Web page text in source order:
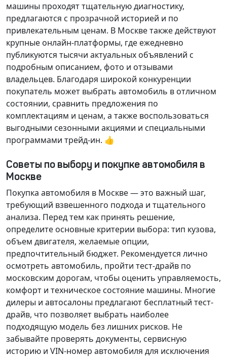
машины проходят тщательную диагностику,
предлагаются с прозрачной историей и по
привлекательным ценам. В Москве также действуют
крупные онлайн-платформы, где ежедневно
публикуются тысячи актуальных объявлений с
подробным описанием, фото и отзывами
владельцев. Благодаря широкой конкуренции
покупатель может выбрать автомобиль в отличном
состоянии, сравнить предложения по
комплектациям и ценам, а также воспользоваться
выгодными сезонными акциями и специальными
программами трейд-ин. 👍
Советы по выбору и покупке автомобиля в
Москве
Покупка автомобиля в Москве — это важный шаг,
требующий взвешенного подхода и тщательного
анализа. Перед тем как принять решение,
определите основные критерии выбора: тип кузова,
объем двигателя, желаемые опции,
предпочтительный бюджет. Рекомендуется лично
осмотреть автомобиль, пройти тест-драйв по
московским дорогам, чтобы оценить управляемость,
комфорт и техническое состояние машины. Многие
дилеры и автосалоны предлагают бесплатный тест-
драйв, что позволяет выбрать наиболее
подходящую модель без лишних рисков. Не
забывайте проверять документы, сервисную
историю и VIN-номер автомобиля для исключения